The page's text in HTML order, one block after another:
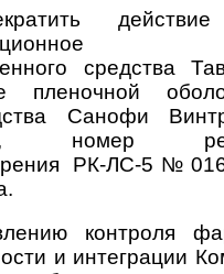
средства
пленочной
Санофи
номер
РК-ЛС-
контроля
и интеграции